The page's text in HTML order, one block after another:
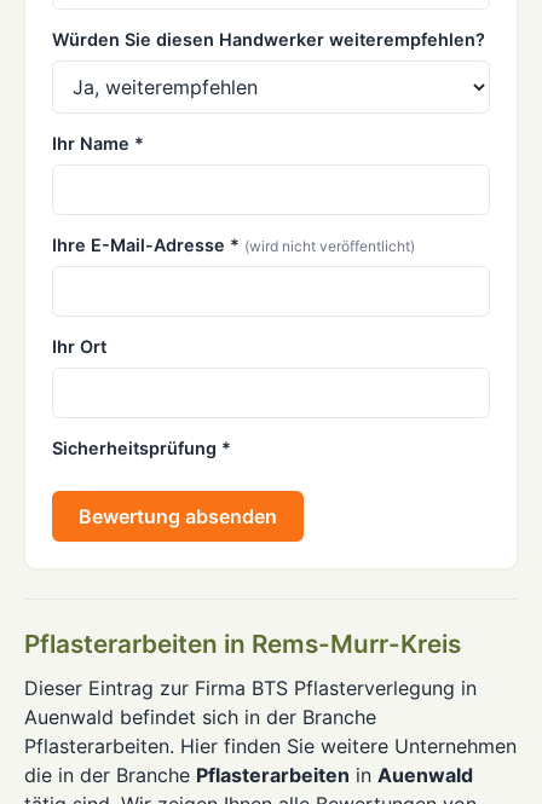
Würden Sie diesen Handwerker weiterempfehlen?
Ihr Name *
Ihre E-Mail-Adresse * (wird nicht veröffentlicht)
Ihr Ort
Sicherheitsprüfung *
Bewertung absenden
Pflasterarbeiten in Rems-Murr-Kreis
Dieser Eintrag zur Firma BTS Pflasterverlegung in
Auenwald befindet sich in der Branche
Pflasterarbeiten. Hier finden Sie weitere Unternehmen
die in der Branche Pflasterarbeiten in Auenwald